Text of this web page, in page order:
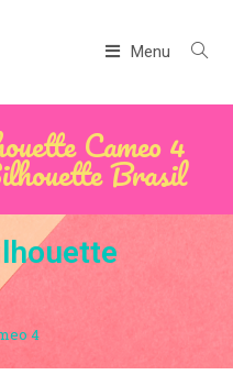
Menu
Cameo 4
Brasil
4